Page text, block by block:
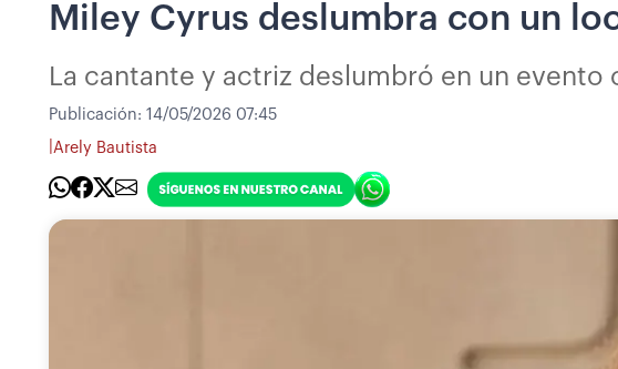
Miley Cyrus deslumbra con un
La cantante y actriz deslumbró en un
Publicación: 14/05/2026 07:45
Arely Bautista